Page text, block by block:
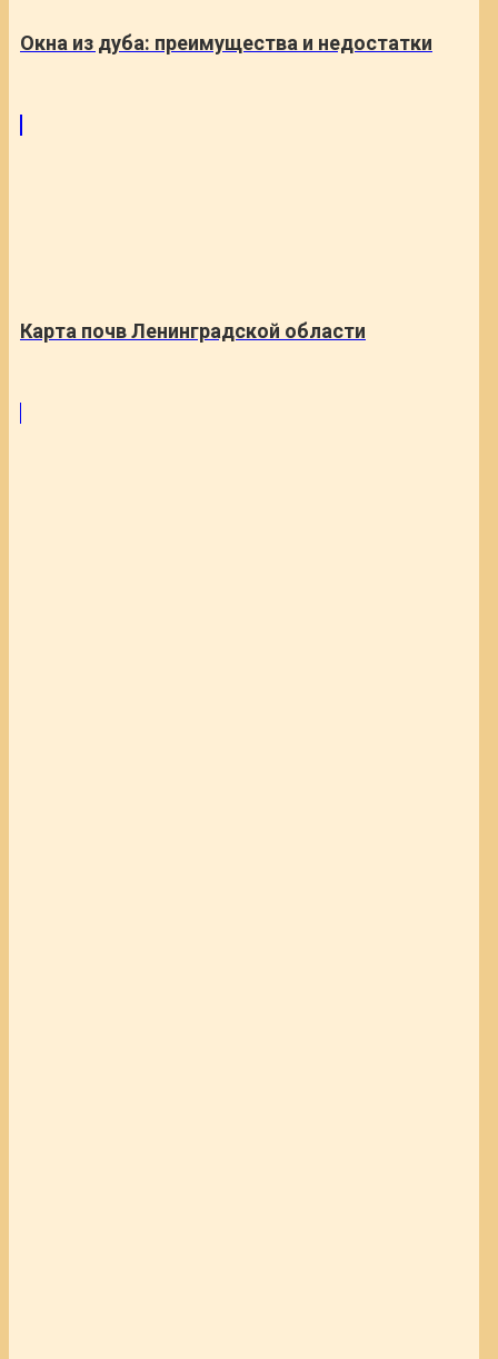
Окна из дуба: преимущества и недостатки
Карта почв Ленинградской области